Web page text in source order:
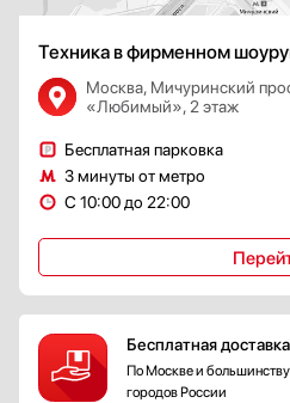
Техника в фирменном
Москва, Мичуринский
«Любимый», 2 этаж
Бесплатная парковка
3 минуты от метро
С 10:00 до 22:00
Бесплатная доставка
По Москве и большинству
городов России